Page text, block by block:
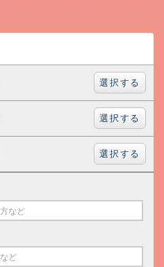
選択する
選択する
選択する